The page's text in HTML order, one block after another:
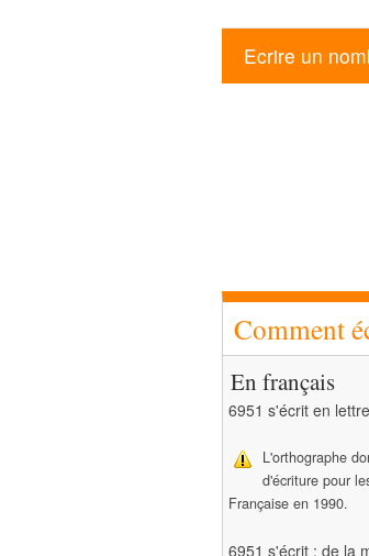
Ecrire un
Comment
En français
6951 s'écrit en
L'orthographe
d'écriture pour
Française en 1990.
6951 s'écrit : de la